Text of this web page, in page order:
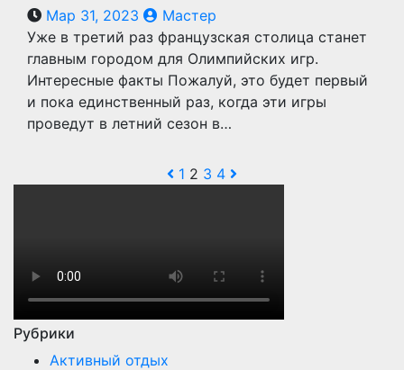
Мар 31, 2023
Мастер
Уже в третий раз французская столица станет
главным городом для Олимпийских игр.
Интересные факты Пожалуй, это будет первый
и пока единственный раз, когда эти игры
проведут в летний сезон в…
Навигация
1 2 3 4
Рубрики
Активный отдых